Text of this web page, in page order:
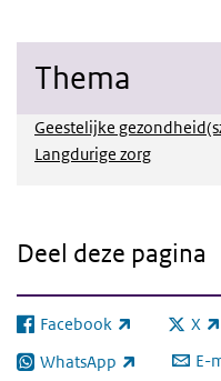
Thema
Geestelijke
Langdurige zorg
Deel deze pagina
Facebook
(externe link) X
WhatsApp
(externe link) E-